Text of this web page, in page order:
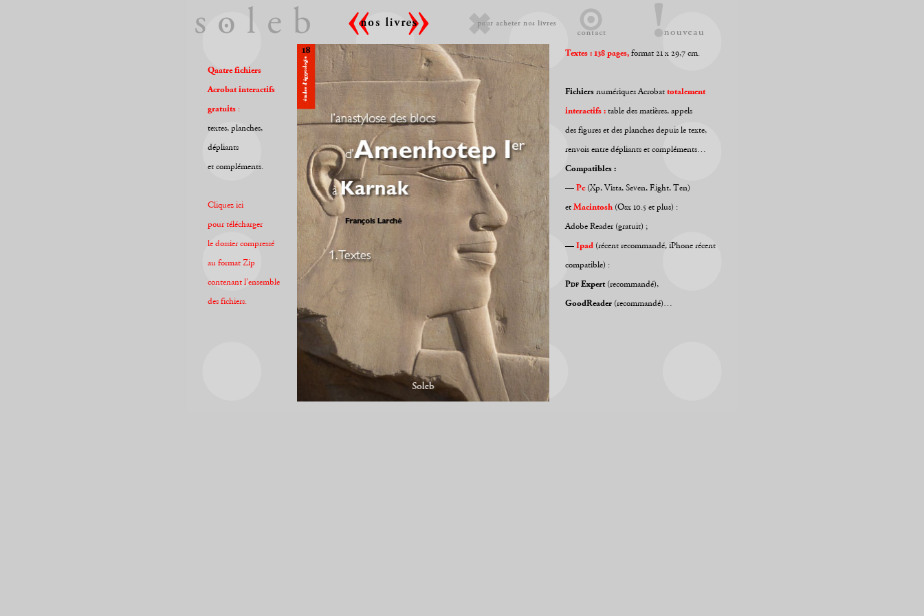
Qaatre fichiers
Acrobat interactifs
gratuits :
textes, planches,
dépliants
et compléments.
Cliquez ici
pour télécharger
le dossier compressé
au format Zip
contenant l’ensemble
des fichiers.
Textes : 138 pages, format 21 x 29,7 cm.
Fichiers numériques Acrobat totalement
interactifs : table des matières, appels
des figures et des planches depuis le texte,
renvois entre dépliants et compléments…
Compatibles :
— Pc(Xp, Vista, Seven, Eight, Ten)
et Macintosh (Osx 10.5 et plus) :
Adobe Reader (gratuit) ;
— Ipad (récent recommandé, iPhone récent
compatible) :
Pdf Expert(recommandé),
GoodReader (recommandé)…